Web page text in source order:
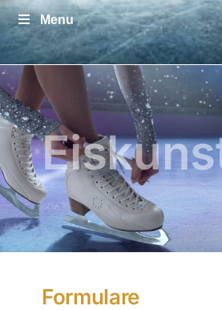
Zum
Inhalt
springen
Menu
Formulare